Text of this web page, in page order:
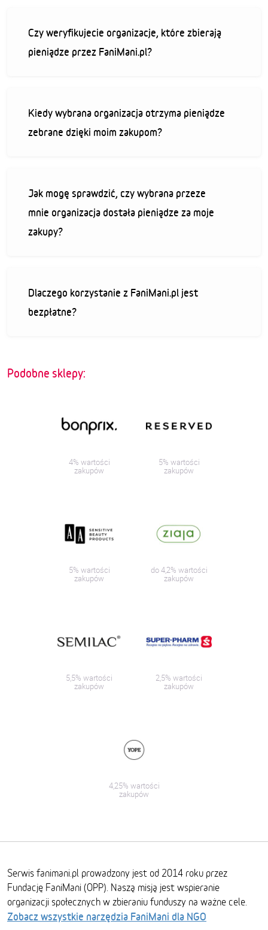
Czy weryfikujecie organizacje, które zbierają
pieniądze przez FaniMani.pl?
Kiedy wybrana organizacja otrzyma pieniądze
zebrane dzięki moim zakupom?
Jak mogę sprawdzić, czy wybrana przeze
mnie organizacja dostała pieniądze za moje
zakupy?
Dlaczego korzystanie z FaniMani.pl jest
bezpłatne?
Podobne sklepy:
4% wartości
zakupów
5% wartości
zakupów
5% wartości
zakupów
do 4,2% wartości
zakupów
5,5% wartości
zakupów
2,5% wartości
zakupów
4,25% wartości
zakupów
Serwis fanimani.pl prowadzony jest od 2014 roku przez
Fundację FaniMani (OPP). Naszą misją jest wspieranie
organizacji społecznych w zbieraniu funduszy na ważne cele.
Zobacz wszystkie narzędzia FaniMani dla NGO